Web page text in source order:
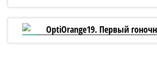
OptiOrange19. К старту готовы!
OptiOrange19. Первый